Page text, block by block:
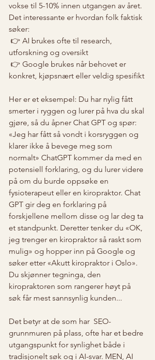
vokse til 5-10% innen utgangen av året.
Det interessante er hvordan folk faktisk
søker:
utforskning og oversikt
konkret, kjøpsnært eller veldig spesifikt
Her er et eksempel: Du har nylig fått
smerter i ryggen og lurer på hva du skal
gjøre, så du åpner Chat GPT og spør:
«Jeg har fått så vondt i korsryggen og
klarer ikke å bevege meg som
normalt» ChatGPT kommer da med en
potensiell forklaring, og du lurer videre
på om du burde oppsøke en
fysioterapeut eller en kiropraktor. Chat
GPT gir deg en forklaring på
forskjellene mellom disse og lar deg ta
et standpunkt. Deretter tenker du «OK,
jeg trenger en kiropraktor så raskt som
mulig» og hopper inn på Google og
søker etter «Akutt kiropraktor i Oslo».
Du skjønner tegninga, den
kiropraktoren som rangerer høyt på
søk får mest sannsynlig kunden...
Det betyr at de som har  SEO-
grunnmuren på plass, ofte har et bedre
utgangspunkt for synlighet både i
tradisjonelt søk og i AI-svar. MEN, AI